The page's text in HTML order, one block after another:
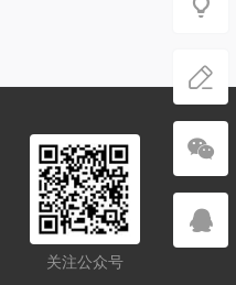
关注公众号